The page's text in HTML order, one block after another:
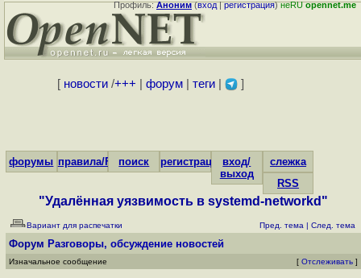
Профиль:Аноним(вход|регистрация)неRUopennet.me
[ новости/+++ форум| теги| ]
форумы правила/FAQпоиск регистрациявход/
выход
слежка
RSS
"Удалённая уязвимость в systemd-networkd"
Вариант для распечатки Пред. тема | След. тема
Форум Разговоры, обсуждение новостей
Изначальное сообщение [ Отслеживать ]